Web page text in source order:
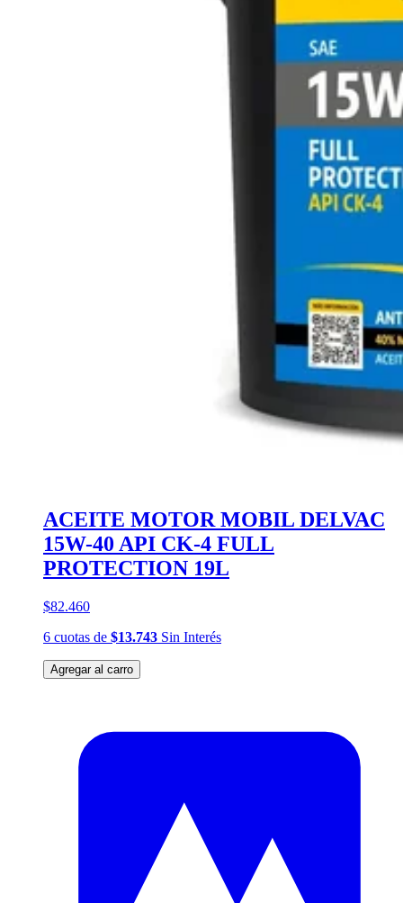
ACEITE MOTOR MOBIL DELVAC
15W-40 API CK-4 FULL
PROTECTION 19L
$82.460
6 cuotas de $13.743 Sin Interés
Agregar al carro